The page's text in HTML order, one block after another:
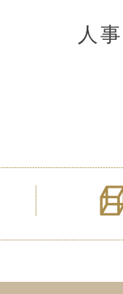
人